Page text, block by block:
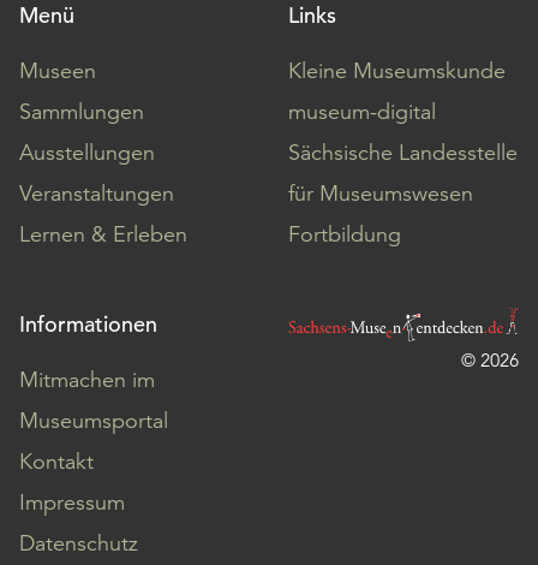
Menü
Museen
Sammlungen
Ausstellungen
Veranstaltungen
Lernen & Erleben
Links
Kleine Museumskunde
museum-digital
Sächsische Landesstelle
für Museumswesen
Fortbildung
Informationen
Mitmachen im
Museumsportal
Kontakt
Impressum
Datenschutz
© 2026